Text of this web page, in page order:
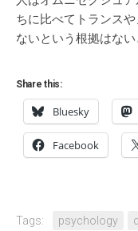
ちに比べてトランス
ないという根拠はない
Share this:
Bluesky
Facebook
Tags: psychology